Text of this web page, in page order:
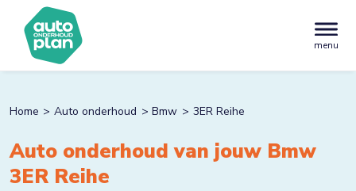
menu
Home Auto onderhoud Bmw 3ER Reihe
Auto onderhoud van jouw Bmw
3ER Reihe